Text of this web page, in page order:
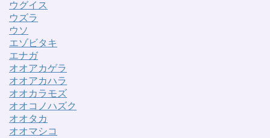
ウグイス
ウズラ
ウソ
エゾビタキ
エナガ
オオアカゲラ
オオアカハラ
オオカラモズ
オオコノハズク
オオタカ
オオマシコ